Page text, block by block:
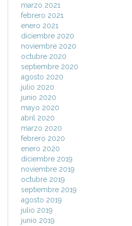
marzo 2021
febrero 2021
enero 2021
diciembre 2020
noviembre 2020
octubre 2020
septiembre 2020
agosto 2020
julio 2020
junio 2020
mayo 2020
abril 2020
marzo 2020
febrero 2020
enero 2020
diciembre 2019
noviembre 2019
octubre 2019
septiembre 2019
agosto 2019
julio 2019
junio 2019